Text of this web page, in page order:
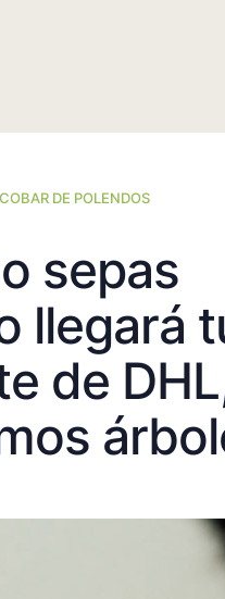
DE POLENDOS
sepas
llegará
de